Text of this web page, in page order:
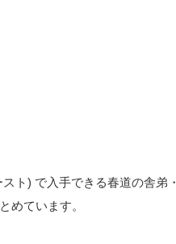
ト) で入手できる春道の舎弟
めています。